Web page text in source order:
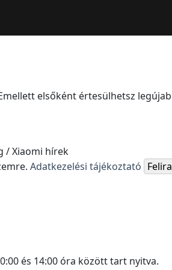
elsőként értesülhetsz
/ Xiaomi hírek
Adatkezelési tájékoztató
és 14:00 óra között tart nyitva.